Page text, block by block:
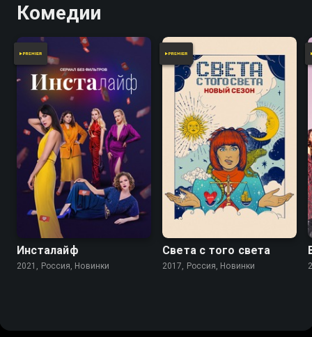
Комедии
Инсталайф
2021, Россия, Новинки
Света с того света
2017, Россия, Новинки